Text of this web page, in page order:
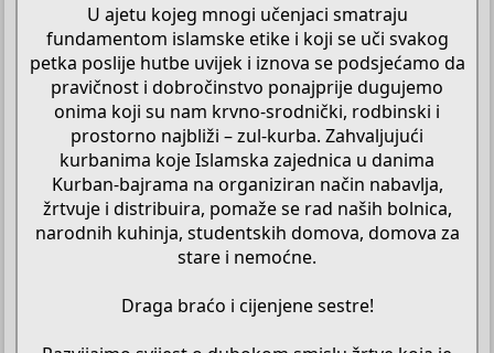
U ajetu kojeg mnogi učenjaci smatraju
fundamentom islamske etike i koji se uči svakog
petka poslije hutbe uvijek i iznova se podsjećamo da
pravičnost i dobročinstvo ponajprije dugujemo
onima koji su nam krvno-srodnički, rodbinski i
prostorno najbliži – zul-kurba. Zahvaljujući
kurbanima koje Islamska zajednica u danima
Kurban-bajrama na organiziran način nabavlja,
žrtvuje i distribuira, pomaže se rad naših bolnica,
narodnih kuhinja, studentskih domova, domova za
stare i nemoćne.
Draga braćo i cijenjene sestre!